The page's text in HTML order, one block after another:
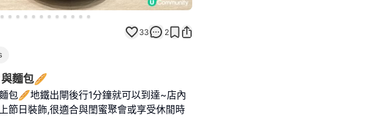
33 2
麵包🥖
包🥖地鐵出閘後行1分鐘就可以到達~店內
節日裝飾,很適合與閨蜜聚會或享受休閒時